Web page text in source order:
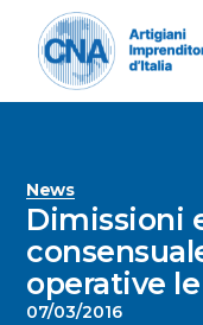
News
Dimissioni
operative
07/03/2016